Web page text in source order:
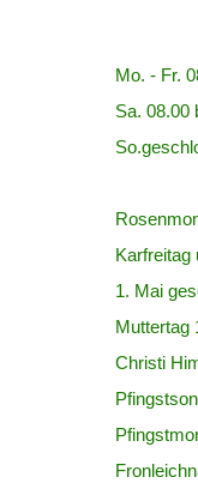
Mo. - Fr.
Sa. 08.00
Karfreitag
1. Mai
Muttertag
Christi